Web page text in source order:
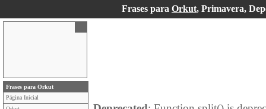
Frases para Orkut, Primavera,
Frases para Orkut
Página Inicial